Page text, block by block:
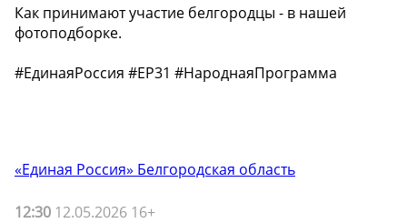
Как принимают участие белгородцы - в нашей
фотоподборке.
#ЕдинаяРоссия #ЕР31 #НароднаяПрограмма
«Единая Россия» Белгородская область
12:30 12.05.2026 16+